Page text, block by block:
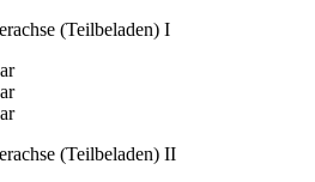
(Teilbeladen) I
(Teilbeladen) II